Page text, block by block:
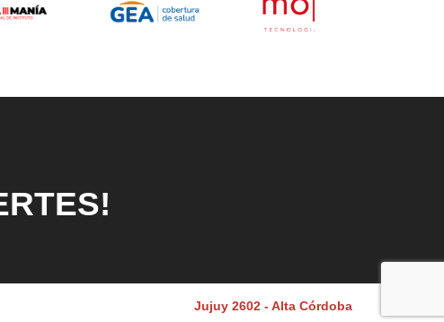
Jujuy 2602 - Alta Córdoba